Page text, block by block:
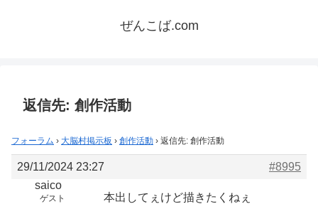
ぜんこば.com
返信先: 創作活動
フォーラム › 大脳村掲示板 › 創作活動 › 返信先: 創作活動
29/11/2024 23:27
#8995
saico
ゲスト 本出してぇけど描きたくねぇ